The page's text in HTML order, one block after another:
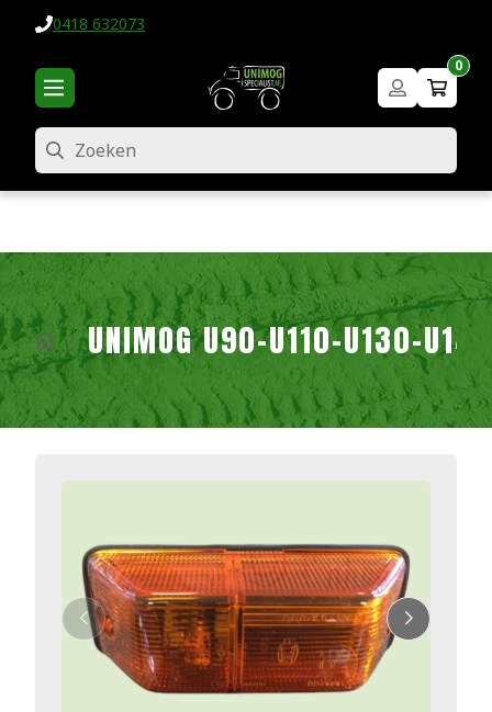
0418 632073
0
Zoeken
UNIMOG U90-U110-U130-U140